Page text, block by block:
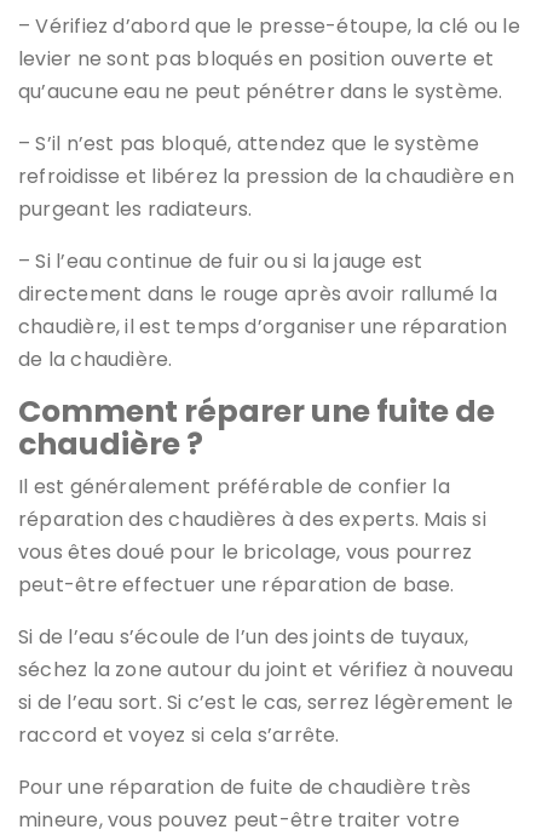
– Vérifiez d’abord que le presse-étoupe, la clé ou le
levier ne sont pas bloqués en position ouverte et
qu’aucune eau ne peut pénétrer dans le système.
– S’il n’est pas bloqué, attendez que le système
refroidisse et libérez la pression de la chaudière en
purgeant les radiateurs.
– Si l’eau continue de fuir ou si la jauge est
directement dans le rouge après avoir rallumé la
chaudière, il est temps d’organiser une réparation
de la chaudière.
Comment réparer une fuite de
chaudière ?
Il est généralement préférable de confier la
réparation des chaudières à des experts. Mais si
vous êtes doué pour le bricolage, vous pourrez
peut-être effectuer une réparation de base.
Si de l’eau s’écoule de l’un des joints de tuyaux,
séchez la zone autour du joint et vérifiez à nouveau
si de l’eau sort. Si c’est le cas, serrez légèrement le
raccord et voyez si cela s’arrête.
Pour une réparation de fuite de chaudière très
mineure, vous pouvez peut-être traiter votre